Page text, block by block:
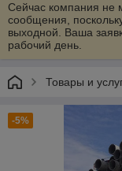
Сейчас компания не
сообщения,
выходной. Ваша
рабочий день.
Товары и
-5%